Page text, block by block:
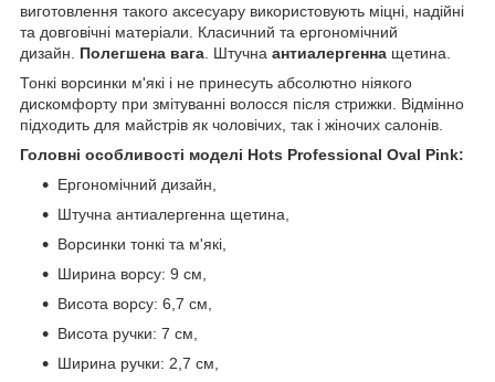
виготовлення такого аксесуару використовують міцні, надійні
та довговічні матеріали. Класичний та ергономічний
дизайн. Полегшена вага . Штучна антиалергенна щетина.
Тонкі ворсинки м'які і не принесуть абсолютно ніякого
дискомфорту при змітуванні волосся після стрижки. Відмінно
підходить для майстрів як чоловічих, так і жіночих салонів.
Головні особливості моделі Hots Professional Oval Pink:
Ергономічний дизайн,
Штучна антиалергенна щетина,
Ворсинки тонкі та м'які,
Ширина ворсу: 9 см,
Висота ворсу: 6,7 см,
Висота ручки: 7 см,
Ширина ручки: 2,7 см,